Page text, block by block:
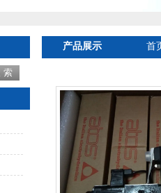
产品展示 首